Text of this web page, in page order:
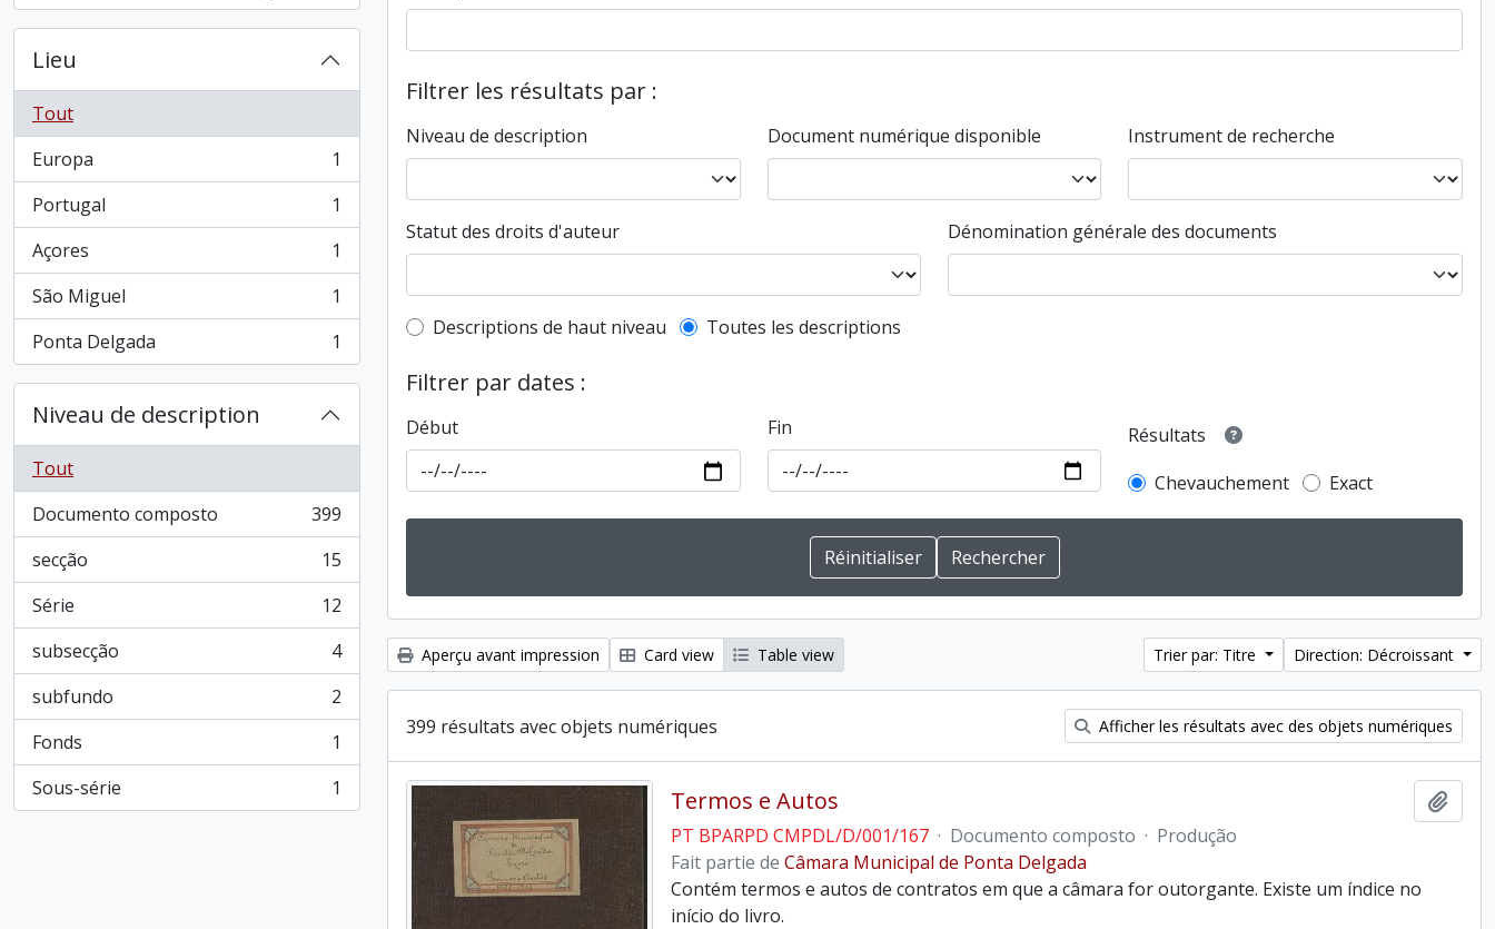
Lieu
Tout
Europa
, 1 résultats
1
Portugal
, 1 résultats
1
Açores
, 1 résultats
1
São Miguel
, 1 résultats
1
Ponta Delgada
, 1 résultats 1
Niveau de description
Tout
Documento composto
, 399 résultats
399
secção
, 15 résultats
15
Série
, 12 résultats
12
subsecção
, 4 résultats
4
subfundo
, 2 résultats
2
Fonds
, 1 résultats
1
Sous-série
, 1 résultats 1
Filtrer les résultats par :
Niveau de description Document numérique disponible Instrument de recherche
Statut des droits d'auteur Dénomination générale des documents
Top-level description filter
Descriptions de haut niveau Toutes les descriptions
Filtrer par dates :
Début Fin
Résultats
Chevauchement
Exact
Aperçu avant impression Card view Table view Trier par: Titre Direction: Décroissant
399 résultats avec objets numériques Afficher les résultats avec des objets numériques
Termos e Autos
PT BPARPD CMPDL/D/001/167 · Documento composto · Produção
Fait partie de Câmara Municipal de Ponta Delgada
Contém termos e autos de contratos em que a câmara for outorgante. Existe um índice no
início do livro.